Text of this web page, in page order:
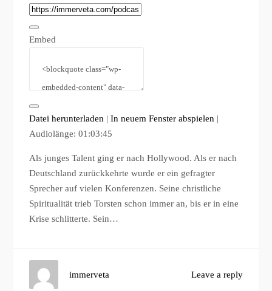
Embed
Datei herunterladen |In neuem Fenster abspielen |
Audiolänge: 01:03:45
Als junges Talent ging er nach Hollywood. Als er nach
Deutschland zurückkehrte wurde er ein gefragter
Sprecher auf vielen Konferenzen. Seine christliche
Spiritualität trieb Torsten schon immer an, bis er in eine
Krise schlitterte. Sein…
Leave a reply
immerveta